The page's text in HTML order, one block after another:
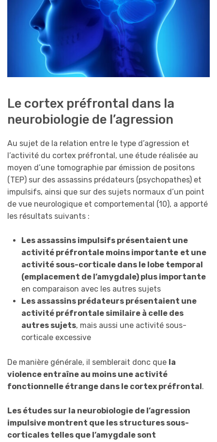
Le cortex préfrontal dans la
neurobiologie de l’agression
Au sujet de la relation entre le type d’agression et
l’activité du cortex préfrontal, une étude réalisée au
moyen d’une tomographie par émission de positons
(TEP) sur des assassins prédateurs (psychopathes) et
impulsifs, ainsi que sur des sujets normaux d’un point
de vue neurologique et comportemental (10), a apporté
les résultats suivants :
Les assassins impulsifs présentaient une
activité préfrontale moins importante et une
activité sous-corticale dans le lobe temporal
(emplacement de l’amygdale) plus importante
en comparaison avec les autres sujets
Les assassins prédateurs présentaient une
activité préfrontale similaire à celle des
autres sujets, mais aussi une activité sous-
corticale excessive
De manière générale, il semblerait donc que la
violence entraîne au moins une activité
fonctionnelle étrange dans le cortex préfrontal.
Les études sur la neurobiologie de l’agression
impulsive montrent que les structures sous-
corticales telles que l’amygdale sont